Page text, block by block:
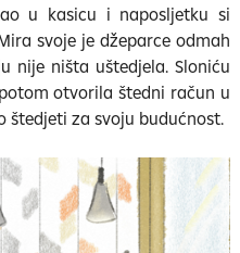
u kasicu i naposljetku si
svoje je džeparce odmah
nije ništa uštedjela. Sloniću
otvorila štedni račun u
štedjeti za svoju budućnost.